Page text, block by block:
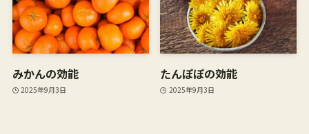
みかんの効能
2025年9月3日
たんぽぽの効能
2025年9月3日